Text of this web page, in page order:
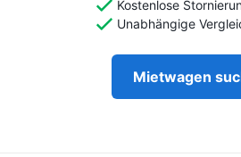
Kostenlose
Unabhängige
Mietwagen